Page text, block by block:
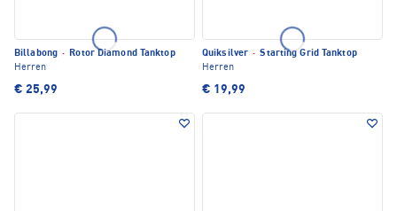
Billabong · Rotor Diamond Tanktop
Herren
€ 25,99
Quiksilver · Starting Grid Tanktop
Herren
€ 19,99